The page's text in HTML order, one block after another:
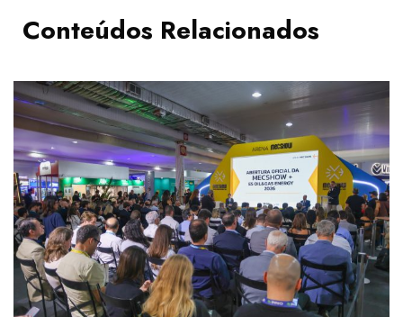
Conteúdos Relacionados